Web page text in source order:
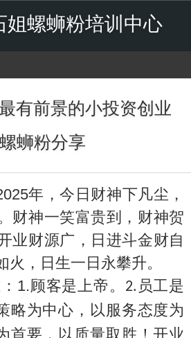
姐螺蛳粉培训中心
有前景的小投资创业
蛳粉分享
年，今日财神下凡尘，
财神一笑富贵到，财神贺
业财源广，日进斗金财自
火，日生一日永攀升。
1.顾客是上帝。 2. 员工是
略为中心，以服务态度为
首要，以质量取胜！开业